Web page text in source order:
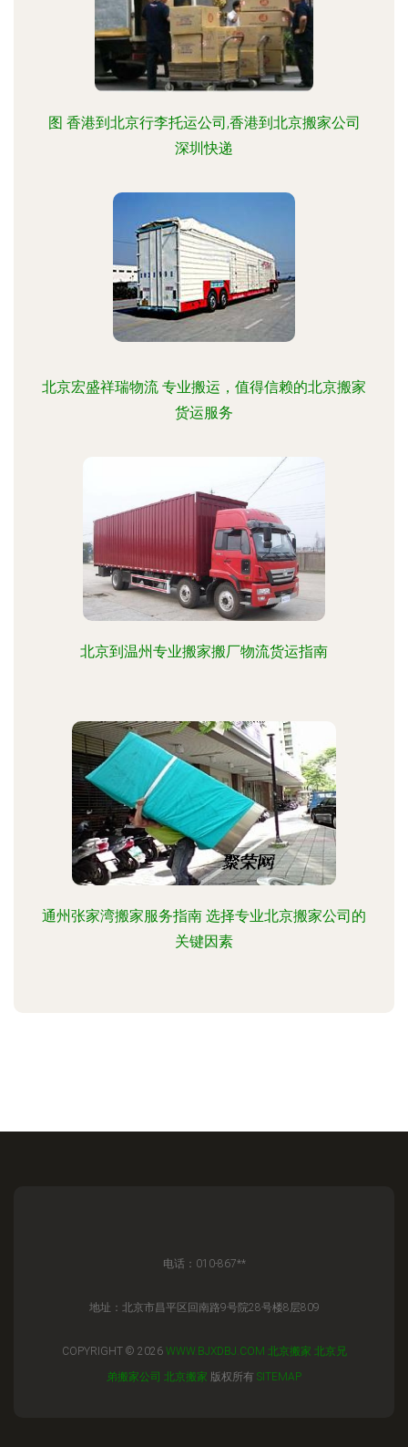
图 香港到北京行李托运公司,香港到北京搬家公司
深圳快递
北京宏盛祥瑞物流 专业搬运，值得信赖的北京搬家
货运服务
北京到温州专业搬家搬厂物流货运指南
通州张家湾搬家服务指南 选择专业北京搬家公司的
关键因素
电话：010-867**
地址：北京市昌平区回南路9号院28号楼8层809
COPYRIGHT © 2026 WWW.BJXDBJ.COM 北京搬家 北京兄
弟搬家公司 北京搬家 版权所有 SITEMAP